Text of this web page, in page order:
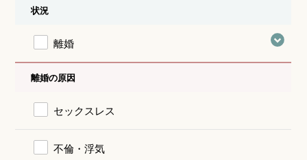
状況
離婚
離婚の原因
セックスレス
不倫・浮気